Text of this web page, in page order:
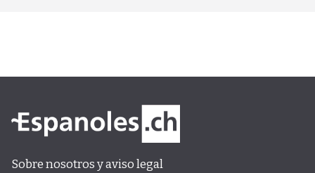
Sobre nosotros y aviso legal